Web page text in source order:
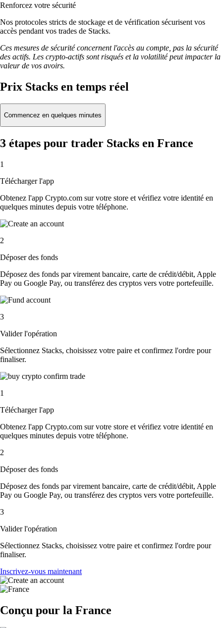
Renforcez votre sécurité
Nos protocoles stricts de stockage et de vérification sécurisent vos
accès pendant vos trades de Stacks.
Ces mesures de sécurité concernent l'accès au compte, pas la sécurité
des actifs. Les crypto-actifs sont risqués et la volatilité peut impacter la
valeur de vos avoirs.
Prix Stacks en temps réel
Commencez en quelques minutes
3 étapes pour trader Stacks en France
1
Télécharger l'app
Obtenez l'app Crypto.com sur votre store et vérifiez votre identité en
quelques minutes depuis votre téléphone.
2
Déposer des fonds
Déposez des fonds par virement bancaire, carte de crédit/débit, Apple
Pay ou Google Pay, ou transférez des cryptos vers votre portefeuille.
3
Valider l'opération
Sélectionnez Stacks, choisissez votre paire et confirmez l'ordre pour
finaliser.
1
Télécharger l'app
Obtenez l'app Crypto.com sur votre store et vérifiez votre identité en
quelques minutes depuis votre téléphone.
2
Déposer des fonds
Déposez des fonds par virement bancaire, carte de crédit/débit, Apple
Pay ou Google Pay, ou transférez des cryptos vers votre portefeuille.
3
Valider l'opération
Sélectionnez Stacks, choisissez votre paire et confirmez l'ordre pour
finaliser.
Inscrivez-vous maintenant
Conçu pour la France